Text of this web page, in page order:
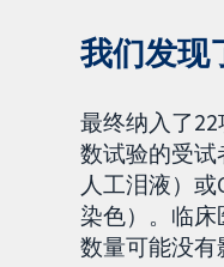
我们发现
最终纳入了
数试验的受试
人工泪液）
染色）。临
数量可能没有